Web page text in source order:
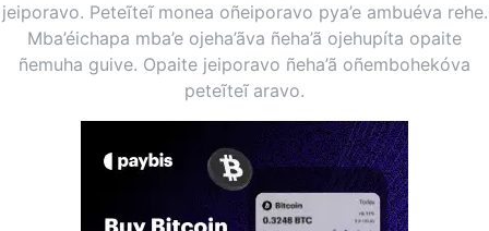
jeiporavo. Peteĩteĩ monea oñeiporavo pya’e ambuéva rehe.
Mba’éichapa mba’e ojeha’ãva ñeha’ã ojehupíta opaite
ñemuha guive. Opaite jeiporavo ñeha’ã oñembohekóva
peteĩteĩ aravo.